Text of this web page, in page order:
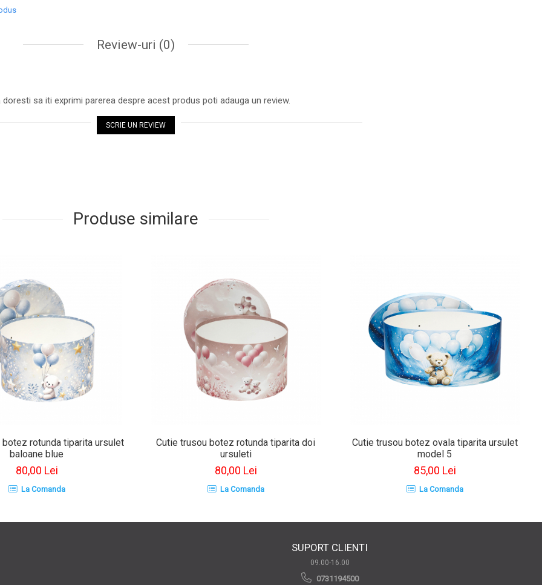
Review-uri (0)
doresti sa iti exprimi parerea despre acest produs poti adauga un review.
SCRIE UN REVIEW
Produse similare
botez rotunda tiparita ursulet
baloane blue
80,00 Lei
La Comanda
Cutie trusou botez rotunda tiparita doi
ursuleti
80,00 Lei
La Comanda
Cutie trusou botez ovala tiparita ursulet
model 5
85,00 Lei
La Comanda
SUPORT CLIENTI
09.00-16.00
0731194500